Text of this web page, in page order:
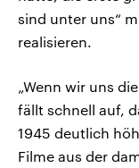
sind unter uns“
realisieren.
„Wenn wir uns
fällt schnell auf,
1945 deutlich
Filme aus der